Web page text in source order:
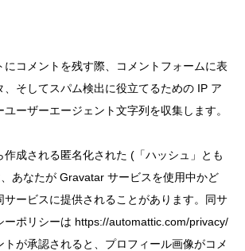
にコメントを残す際、コメントフォームに表
、そしてスパム検出に役立てるための IP ア
ユーザーエージェント文字列を収集します。
作成される匿名化された (「ハッシュ」とも
あなたが Gravatar サービスを使用中かど
サービスに提供されることがあります。同サ
ーポリシーは https://automattic.com/privacy/
トが承認されると、プロフィール画像がコメ